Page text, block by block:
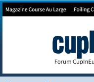
Forum de Cup In